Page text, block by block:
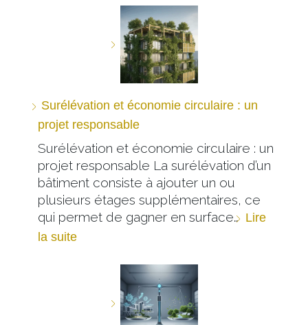
Surélévation et économie circulaire : un
projet responsable
Surélévation et économie circulaire : un
projet responsable La surélévation d’un
bâtiment consiste à ajouter un ou
plusieurs étages supplémentaires, ce
qui permet de gagner en surface… Lire
la suite